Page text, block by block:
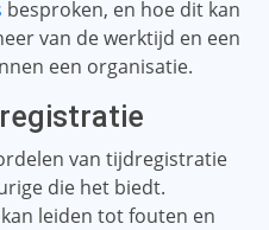
besproken, en hoe dit kan
van de werktijd en een
een organisatie.
van tijdregistratie
die het biedt.
leiden tot fouten en